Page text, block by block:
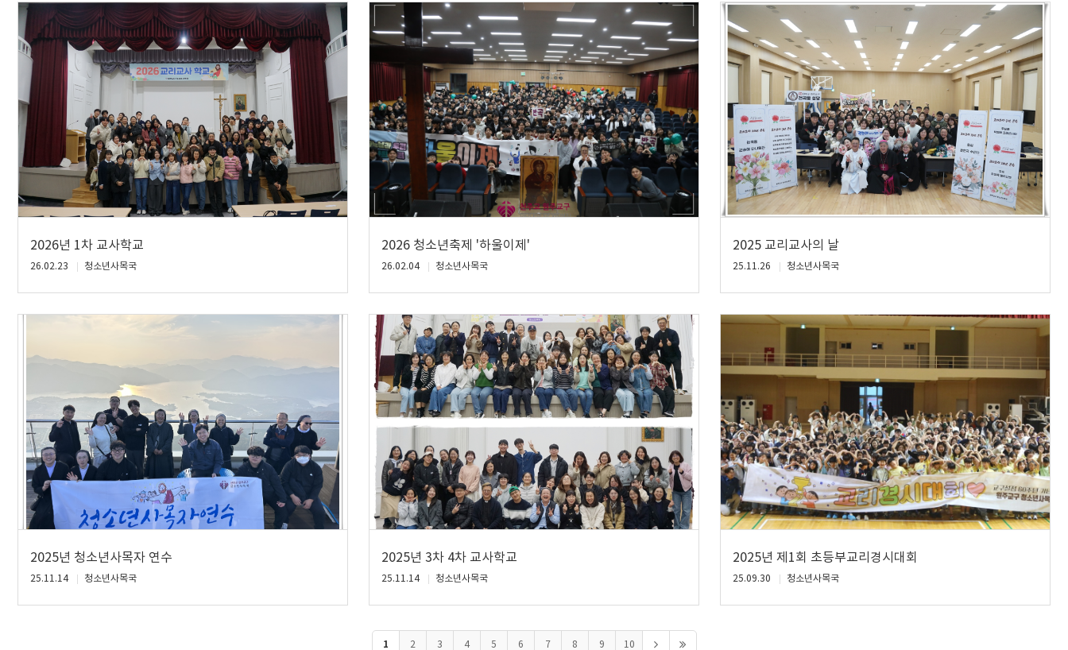
2026년 1차 교사학교
26.02.23 청소년사목국
2026 청소년축제 '하울이제'
26.02.04 청소년사목국
2025 교리교사의 날
25.11.26 청소년사목국
2025년 청소년사목자 연수
25.11.14 청소년사목국
2025년 3차 4차 교사학교
25.11.14 청소년사목국
2025년 제1회 초등부교리경시대회
25.09.30 청소년사목국
1 2 3 4 5 6 7 8 9 10